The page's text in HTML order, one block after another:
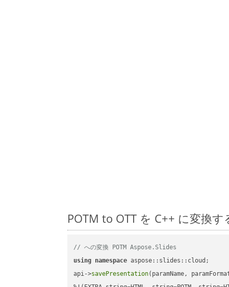
POTM to OTT を C++ に変換
// への変換 POTM Aspose.Slides
using namespace
api->savePresentation(paramName,